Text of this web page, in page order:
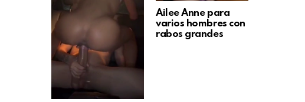
Ailee Anne para
varios hombres con
rabos grandes